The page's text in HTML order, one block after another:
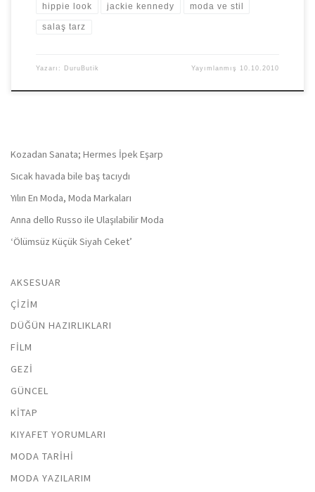
hippie look jackie kennedy moda ve stil
salaş tarz
Yazarı: DuruButik Yayımlanmış 10.10.2010
Kozadan Sanata; Hermes İpek Eşarp
Sıcak havada bile baş tacıydı
Yılın En Moda, Moda Markaları
Anna dello Russo ile Ulaşılabilir Moda
‘Ölümsüz Küçük Siyah Ceket’
AKSESUAR
ÇIZIM
DÜĞÜN HAZIRLIKLARI
FILM
GEZI
GÜNCEL
KITAP
KIYAFET YORUMLARI
MODA TARIHI
MODA YAZILARIM